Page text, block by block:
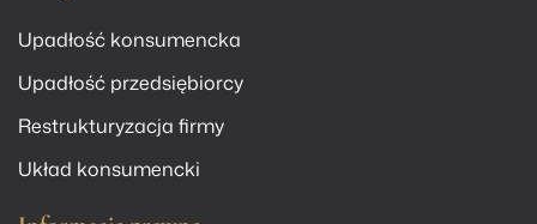
Upadłość konsumencka
Upadłość przedsiębiorcy
Restrukturyzacja firmy
Układ konsumencki